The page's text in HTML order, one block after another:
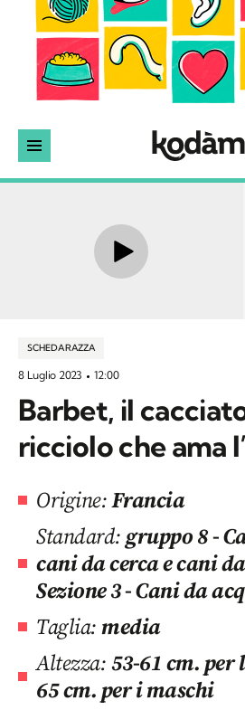
SCHEDA RAZZA
8 Luglio 2023 12:00
Barbet, il
ricciolo che ama
Origine:Francia
Standard:gruppo 8 -
cani da cerca e cani
Sezione 3 - Cani da
Taglia:media
Altezza:53-61 cm. per
65 cm. per i maschi